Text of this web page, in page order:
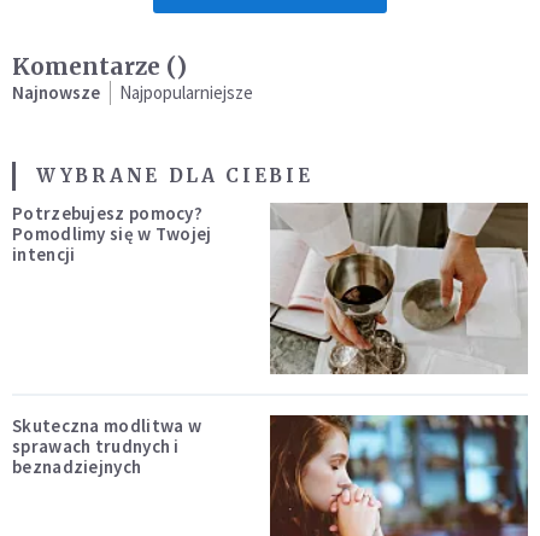
Komentarze ()
Najnowsze Najpopularniejsze
WYBRANE DLA CIEBIE
Potrzebujesz pomocy?
Pomodlimy się w Twojej
intencji
Skuteczna modlitwa w
sprawach trudnych i
beznadziejnych